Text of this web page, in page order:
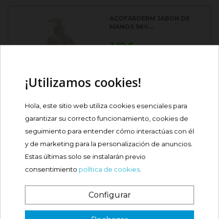
Precio
3,10 €
PRANAROM SPRAY
Precio
4,20 €
error_outline Más información
VIVERA JABON MANOS
OLIVA 500ML
¿Es tu primera vez? ¡SORPRESA!
¡Utilizamos cookies!
Hola, este sitio web utiliza cookies esenciales para
garantizar su correcto funcionamiento, cookies de
seguimiento para entender cómo interactúas con él
y de marketing para la personalización de anuncios.
Estas últimas solo se instalarán previo
consentimiento política de cookies.
Configurar